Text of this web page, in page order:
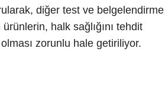
diğer test ve belgelendirme
halk sağlığını tehdit
zorunlu hale getiriliyor.